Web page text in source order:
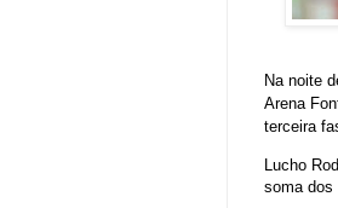
Na noite
Arena
terceira
Lucho
soma dos